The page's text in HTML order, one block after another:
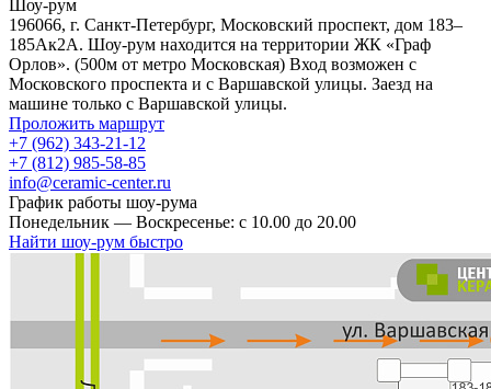
Шоу-рум
196066, г. Санкт-Петербург, Московский проспект, дом 183–
185Ак2А. Шоу-рум находится на территории ЖК «Граф
Орлов». (500м от метро Московская) Вход возможен с
Московского проспекта и с Варшавской улицы. Заезд на
машине только с Варшавской улицы.
Проложить маршрут
+7 (962) 343-21-12
+7 (812) 985-58-85
info@ceramic-center.ru
График работы шоу-рума
Понедельник — Воскресенье: с 10.00 до 20.00
Найти шоу-рум быстро